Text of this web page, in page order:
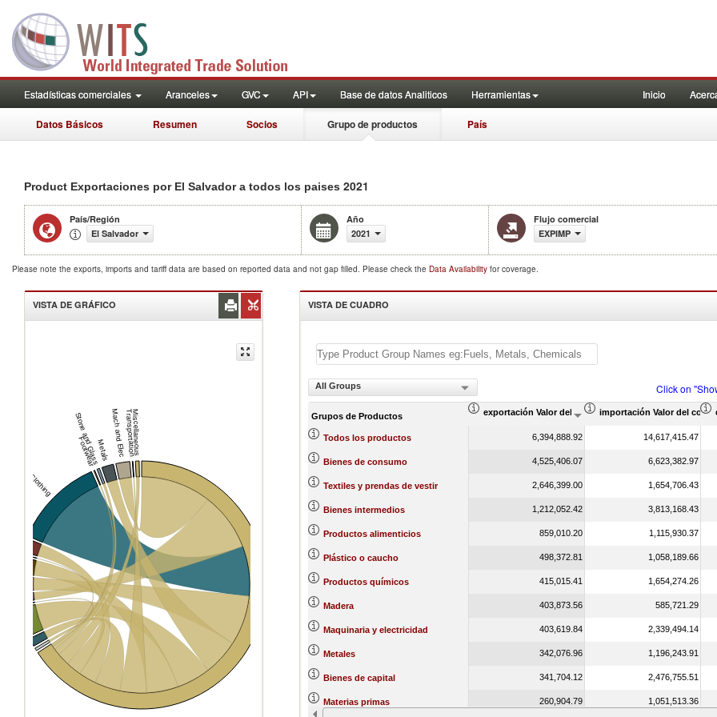
Estadísticas comerciales Aranceles GVC API Base de datos Analiticos Herramientas Inicio
Datos Básicos Resumen Socios Grupo de productos País
Product Exportaciones por El Salvador a todos los paises 2021
País/Región
El Salvador
Año
2021
Flujo comercial
EXPIMP
Please note the exports, imports and tariff data are based on reported data and not gap filled. Please check the Data Availability for coverage.
VISTA DE GRÁFICO
and Clothing Footwear
Stone and GlassMetals Mach and ElecTransportationMiscellaneous
VISTA DE CUADRO
All Groups Click on
Grupos de Productos exportación Valor del comercio (en miles de US$)
importación Valor del
Todos los productos 6,394,888.92 14,617,415.47
Bienes de consumo 4,525,406.07 6,623,382.97
Textiles y prendas de vestir 2,646,399.00 1,654,706.43
Bienes intermedios 1,212,052.42 3,813,168.43
Productos alimenticios 859,010.20 1,115,930.37
Plástico o caucho 498,372.81 1,058,189.66
Productos químicos 415,015.41 1,654,274.26
Madera 403,873.56 585,721.29
Maquinaria y electricidad 403,619.84 2,339,494.14
Metales 342,076.96 1,196,243.91
Bienes de capital 341,704.12 2,476,755.51
Materias primas 260,904.79 1,051,513.36